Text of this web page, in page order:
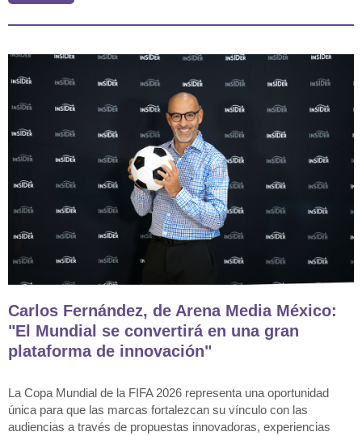
Carlos Fernández, de Arena Media México:
"El Mundial se convertirá en una gran
plataforma de innovación"
La Copa Mundial de la FIFA 2026 representa una oportunidad
única para que las marcas fortalezcan su vínculo con las
audiencias a través de propuestas innovadoras, experiencias